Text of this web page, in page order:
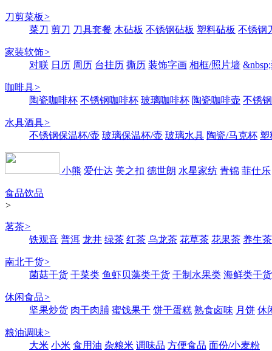
刀剪菜板>
菜刀 剪刀 刀具套餐 木砧板 不锈钢砧板 塑料砧板 不锈钢
家装软饰>
对联 日历 周历 台挂历 撕历 装饰字画 相框/照片墙
咖啡具>
陶瓷咖啡杯 不锈钢咖啡杯 玻璃咖啡杯 陶瓷咖啡壶 不锈
水具酒具>
不锈钢保温杯/壶 玻璃保温杯/壶 玻璃水具 陶瓷/马克杯 塑
小熊 爱仕达 美之扣 德世朗 水星家纺 青锦 菲仕乐
食品饮品
>
茗茶>
铁观音 普洱 龙井 绿茶 红茶 乌龙茶 花草茶 花果茶 养生茶
南北干货>
菌菇干货 干菜类 鱼虾贝藻类干货 干制水果类 海鲜类干货
休闲食品>
坚果炒货 肉干肉脯 蜜饯果干 饼干蛋糕 熟食卤味 月饼 休
粮油调味>
大米 小米 食用油 杂粮米 调味品 方便食品 面份/小麦粉